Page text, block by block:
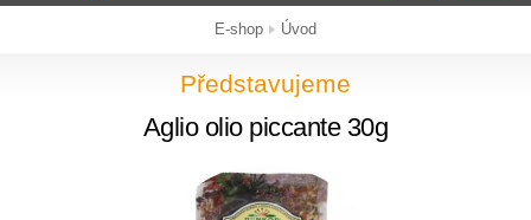
E-shop Úvod
Představujeme
Aglio olio piccante 30g